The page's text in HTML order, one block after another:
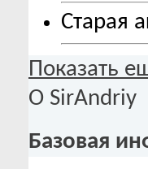
Старая
Показать
О SirAndriy
Базовая